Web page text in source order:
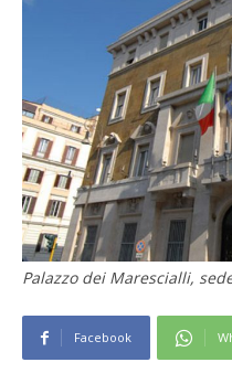
Palazzo dei Marescialli,
Facebook